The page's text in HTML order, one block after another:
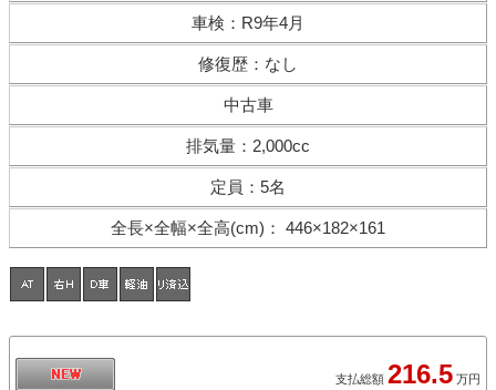
車検 ： R9年4月
修復歴 ： なし
中古車
排気量 ： 2,000cc
定員 ： 5名
全長×全幅×全高(cm) ： 446×182×161
支払総額 216.5 万円